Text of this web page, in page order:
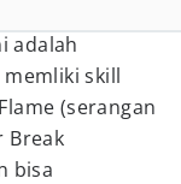
adalah
skill
(serangan
Break
bisa